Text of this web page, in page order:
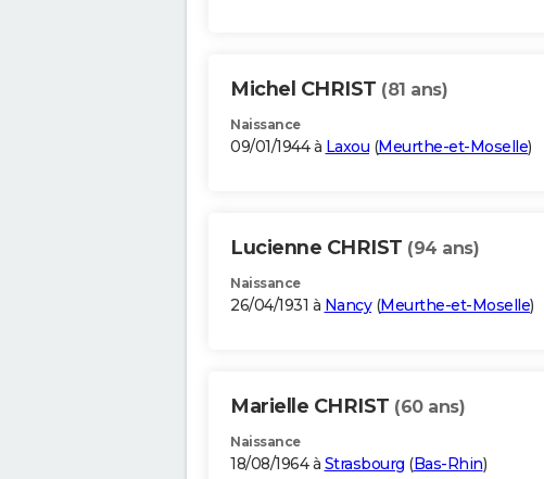
Michel CHRIST (81 ans)
Naissance
09/01/1944 à Laxou (Meurthe-et-Moselle)
Lucienne CHRIST (94 ans)
Naissance
26/04/1931 à Nancy(Meurthe-et-Moselle)
Marielle CHRIST (60 ans)
Naissance
18/08/1964 à Strasbourg (Bas-Rhin)